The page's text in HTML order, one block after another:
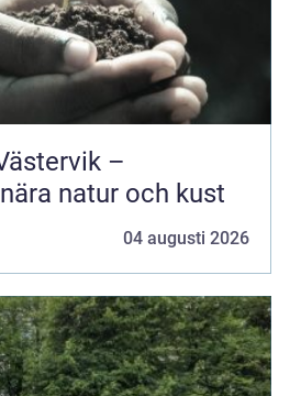
–
natur och kust
04 augusti 2026